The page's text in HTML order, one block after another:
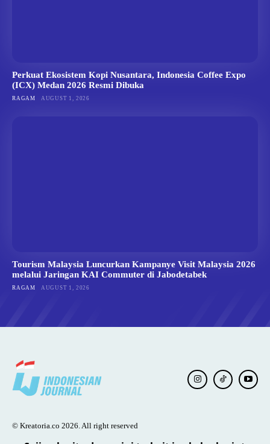
Perkuat Ekosistem Kopi Nusantara, Indonesia Coffee Expo
(ICX) Medan 2026 Resmi Dibuka
RAGAM AUGUST 1, 2026
Tourism Malaysia Luncurkan Kampanye Visit Malaysia 2026
melalui Jaringan KAI Commuter di Jabodetabek
RAGAM AUGUST 1, 2026
© Kreatoria.co 2026. All right reserved